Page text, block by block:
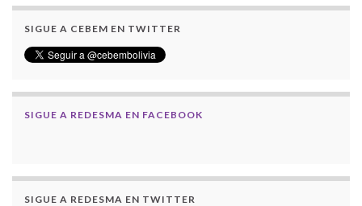
SIGUE A CEBEM EN TWITTER
SIGUE A REDESMA EN FACEBOOK
SIGUE A REDESMA EN TWITTER